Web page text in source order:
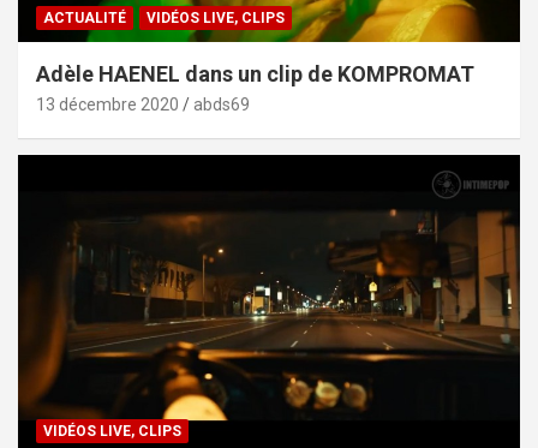
ACTUALITÉ VIDÉOS LIVE, CLIPS
Adèle HAENEL dans un clip de KOMPROMAT
13 décembre 2020 abds69
VIDÉOS LIVE, CLIPS